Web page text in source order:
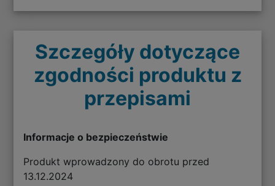
Szczegóły dotyczące
zgodności produktu z
przepisami
Informacje o bezpieczeństwie
Produkt wprowadzony do obrotu przed
13.12.2024